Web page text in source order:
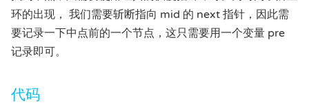
环的出现， 我们需要斩断指向 mid 的 next 指针，因此需
要记录一下中点前的一个节点，这只需要用一个变量 pre
记录即可。
代码